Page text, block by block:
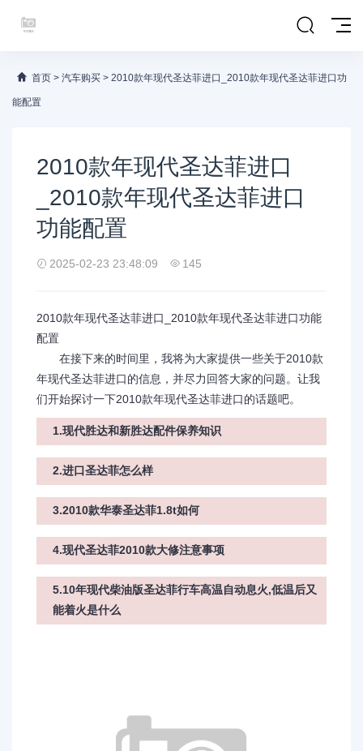
首页 > 汽车购买 > 2010款年现代圣达菲进口_2010款年现代圣达菲进口功
能配置
2010款年现代圣达菲进口
_2010款年现代圣达菲进口
功能配置
2025-02-23 23:48:09 145
2010款年现代圣达菲进口_2010款年现代圣达菲进口功能
配置
在接下来的时间里，我将为大家提供一些关于2010款
年现代圣达菲进口的信息，并尽力回答大家的问题。让我
们开始探讨一下2010款年现代圣达菲进口的话题吧。
1.现代胜达和新胜达配件保养知识
2.进口圣达菲怎么样
3.2010款华泰圣达菲1.8t如何
4.现代圣达菲2010款大修注意事项
5.10年现代柴油版圣达菲行车高温自动息火,低温后又
能着火是什么